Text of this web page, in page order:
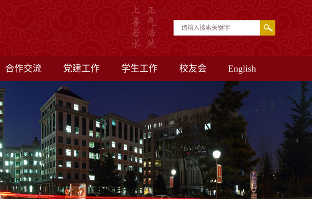
合作交流 党建工作 学生工作 校友会 English